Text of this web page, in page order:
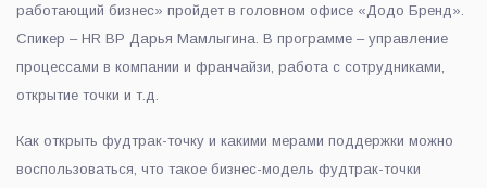
работающий бизнес» пройдет в головном офисе «Додо Бренд».
Спикер – HR BP Дарья Мамлыгина. В программе – управление
процессами в компании и франчайзи, работа с сотрудниками,
открытие точки и т.д.
Как открыть фудтрак-точку и какими мерами поддержки можно
воспользоваться, что такое бизнес-модель фудтрак-точки